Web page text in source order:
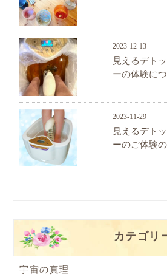
2023-12-13
見えるデト
ーの体験に
2023-11-29
見えるデト
ーのご体験
カテゴリ
宇宙の真理